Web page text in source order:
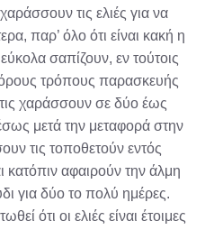
τις ελιές για να
παρ’ όλο ότι είναι κακή η
σαπίζουν, εν τούτοις
τρόπους παρασκευής
τις χαράσσουν σε δύο έως
μετά την μεταφορά στην
τις τοποθετούν εντός
κατόπιν αφαιρούν την άλμη
για δύο το πολύ ημέρες.
ότι οι ελιές είναι έτοιμες